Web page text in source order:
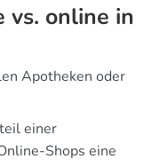
vs. online in
Apotheken oder
einer
Shops eine